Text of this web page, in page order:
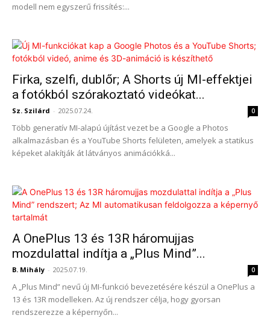
modell nem egyszerű frissítés:...
Firka, szelfi, dublőr; A Shorts új MI-effektjei
a fotókból szórakoztató videókat...
Sz. Szilárd - 2025.07.24. 0
Több generatív MI-alapú újítást vezet be a Google a Photos
alkalmazásban és a YouTube Shorts felületen, amelyek a statikus
képeket alakítják át látványos animációkká...
A OnePlus 13 és 13R háromujjas
mozdulattal indítja a „Plus Mind”...
B. Mihály - 2025.07.19. 0
A „Plus Mind” nevű új MI-funkció bevezetésére készül a OnePlus a
13 és 13R modelleken. Az új rendszer célja, hogy gyorsan
rendszerezze a képernyőn...